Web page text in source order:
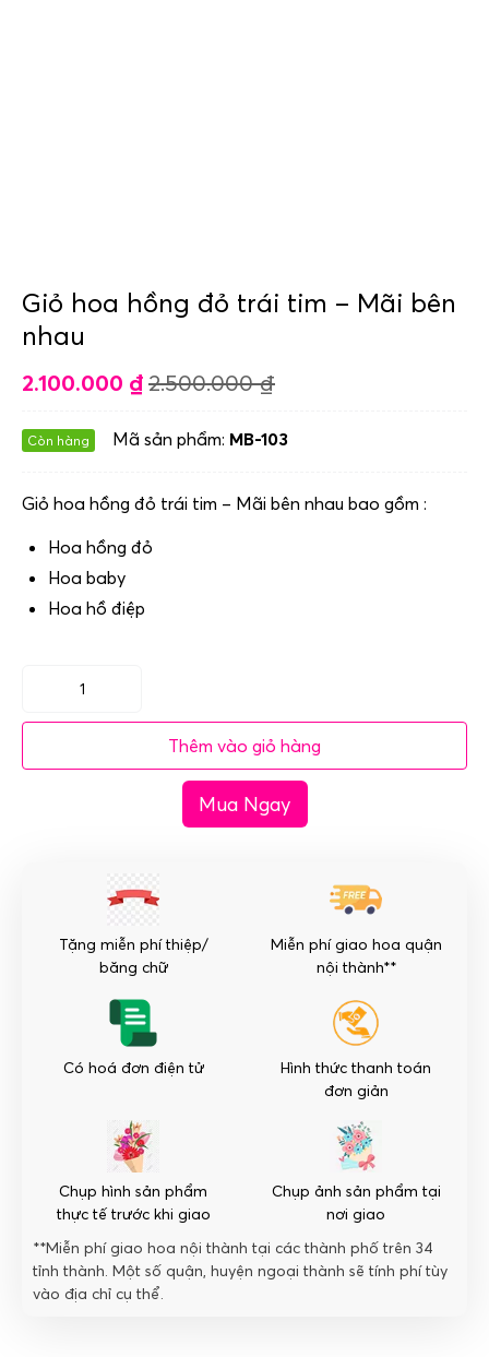
Giỏ hoa hồng đỏ trái tim – Mãi bên
nhau
2.100.000 ₫ 2.500.000₫
Còn hàng Mã sản phẩm: MB-103
Giỏ hoa hồng đỏ trái tim – Mãi bên nhau bao gồm :
Hoa hồng đỏ
Hoa baby
Hoa hồ điệp
Giỏ
hoa
bên
nhau
Thêm vào giỏ hàng
Mua Ngay
Tặng miễn phí thiệp/
băng chữ
Miễn phí giao hoa quận
nội thành**
Có hoá đơn điện tử
Hình thức thanh toán
đơn giản
Chụp hình sản phẩm
thực tế trước khi giao
Chụp ảnh sản phẩm tại
nơi giao
**Miễn phí giao hoa nội thành tại các thành phố trên 34
tỉnh thành. Một số quận, huyện ngoại thành sẽ tính phí tùy
vào địa chỉ cụ thể.